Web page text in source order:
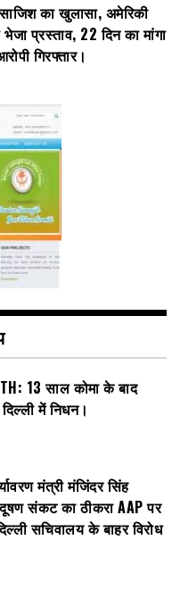
का खुलासा, अमेरिकी
प्रस्ताव, 22 दिन का मांगा
गिरफ्तार।
13 साल कोमा के बाद
में निधन।
मंत्री मंजिंदर सिंह
संकट का ठीकरा AAP पर
सचिवालय के बाहर विरोध